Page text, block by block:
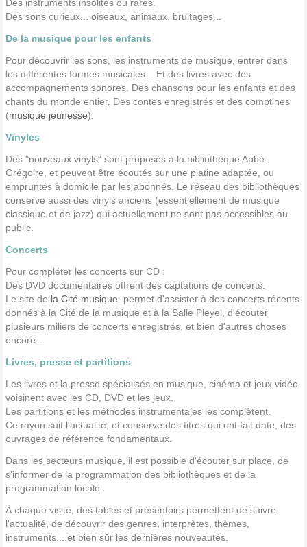
Des instruments insolites ou rares.
Des sons curieux... oiseaux, animaux, bruitages...
De la musique pour les enfants
Pour découvrir les sons, les instruments de musique, entrer dans
les différentes formes musicales... Et des livres avec des
accompagnements sonores. Des chansons pour les enfants et des
chants du monde entier. Des contes enregistrés et des comptines
(musique jeunesse).
Vinyles
Des "nouveaux vinyls" sont proposés à la bibliothèque Abbé-
Grégoire, et peuvent être écoutés sur une platine adaptée, ou
empruntés à domicile par les abonnés. Le réseau des bibliothèques
conserve aussi des vinyls anciens (essentiellement de musique
classique et de jazz) qui actuellement ne sont pas accessibles au
public.
Concerts
Pour compléter les concerts sur CD :
Des DVD documentaires offrent des captations de concerts.
Le site de la Cité musique permet d'assister à des concerts récents
donnés à la Cité de la musique et à la Salle Pleyel, d'écouter
plusieurs miliers de concerts enregistrés, et bien d'autres choses
encore...
Livres, presse et partitions
Les livres et la presse spécialisés en musique, cinéma et jeux vidéo
voisinent avec les CD, DVD et les jeux.
Les partitions et les méthodes instrumentales les complètent.
Ce rayon suit l'actualité, et conserve des titres qui ont fait date, des
ouvrages de référence fondamentaux.
Dans les secteurs musique, il est possible d'écouter sur place, de
s'informer de la programmation des bibliothèques et de la
programmation locale.
À chaque visite, des tables et présentoirs permettent de suivre
l'actualité, de découvrir des genres, interprètes, thèmes,
instruments... et bien sûr les dernières nouveautés.